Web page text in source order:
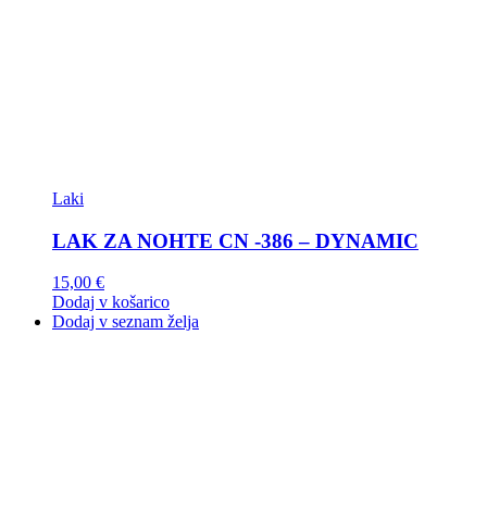
Laki
LAK ZA NOHTE CN -386 – DYNAMIC
15,00 €
Dodaj v košarico
Dodaj v seznam želja